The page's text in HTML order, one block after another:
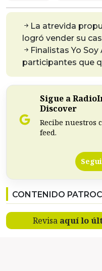
La atrevida
logró vender su
Finalistas Yo
participantes que
Sigue a
Discover
Recibe nuestros
feed.
CONTENIDO
Revisa aquí lo